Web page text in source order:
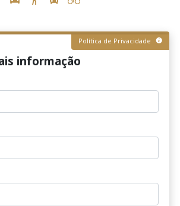
Política de Privacidade
informação